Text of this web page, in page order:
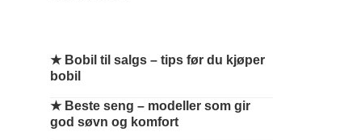
★ Bobil til salgs – tips før du kjøper
bobil
★ Beste seng – modeller som gir
god søvn og komfort